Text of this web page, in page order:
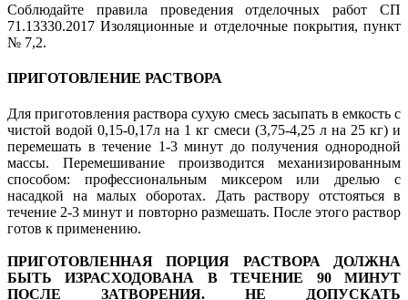
Соблюдайте правила проведения отделочных работ СП
71.13330.2017 Изоляционные и отделочные покрытия, пункт
№ 7,2.
ПРИГОТОВЛЕНИЕ РАСТВОРА
Для приготовления раствора сухую смесь засыпать в емкость с
чистой водой 0,15-0,17л на 1 кг смеси (3,75-4,25 л на 25 кг) и
перемешать в течение 1-3 минут до получения однородной
массы. Перемешивание производится механизированным
способом: профессиональным миксером или дрелью с
насадкой на малых оборотах. Дать раствору отстояться в
течение 2-3 минут и повторно размешать. После этого раствор
готов к применению.
ПРИГОТОВЛЕННАЯ ПОРЦИЯ РАСТВОРА ДОЛЖНА
БЫТЬ ИЗРАСХОДОВАНА В ТЕЧЕНИЕ 90 МИНУТ
ПОСЛЕ ЗАТВОРЕНИЯ. НЕ ДОПУСКАТЬ